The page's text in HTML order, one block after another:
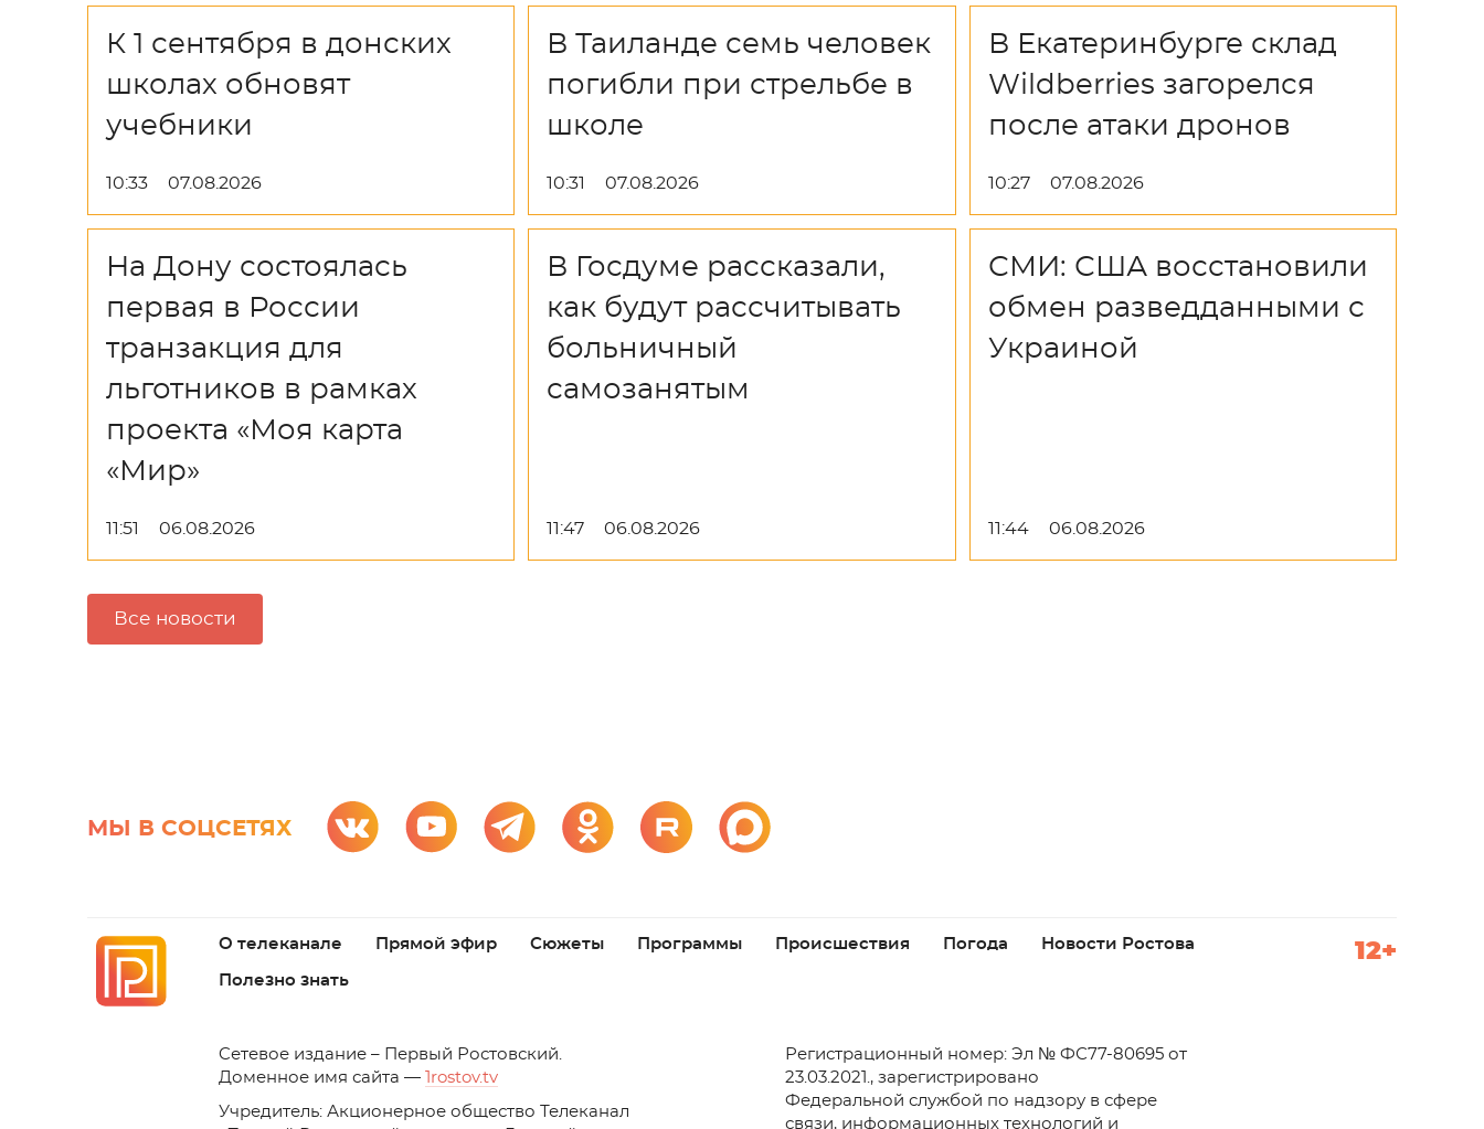
К 1 сентября в донских
школах обновят
учебники
10:33 07.08.2026
В Таиланде семь человек
погибли при стрельбе в
школе
10:31 07.08.2026
В Екатеринбурге склад
Wildberries загорелся
после атаки дронов
10:27 07.08.2026
На Дону состоялась
первая в России
транзакция для
льготников в рамках
проекта «Моя карта
«Мир»
11:51 06.08.2026
В Госдуме рассказали,
как будут рассчитывать
больничный
самозанятым
11:47 06.08.2026
СМИ: США восстановили
обмен разведданными с
Украиной
11:44 06.08.2026
Все новости
МЫ В СОЦСЕТЯХ
О телеканале Прямой эфир Сюжеты Программы Происшествия Погода Новости Ростова
Полезно знать
12+
Cетевое издание – Первый Ростовский.
Доменное имя сайта —
1rostov.tv
Учредитель: Акционерное общество Телеканал
Регистрационный номер: Эл № ФС77-80695 от
23.03.2021., зарегистрировано
Федеральной службой по надзору в сфере
связи, информационных технологий и